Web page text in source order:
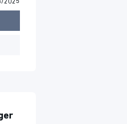
2025